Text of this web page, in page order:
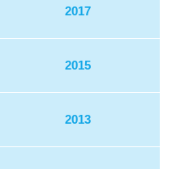
2017
2015
2013